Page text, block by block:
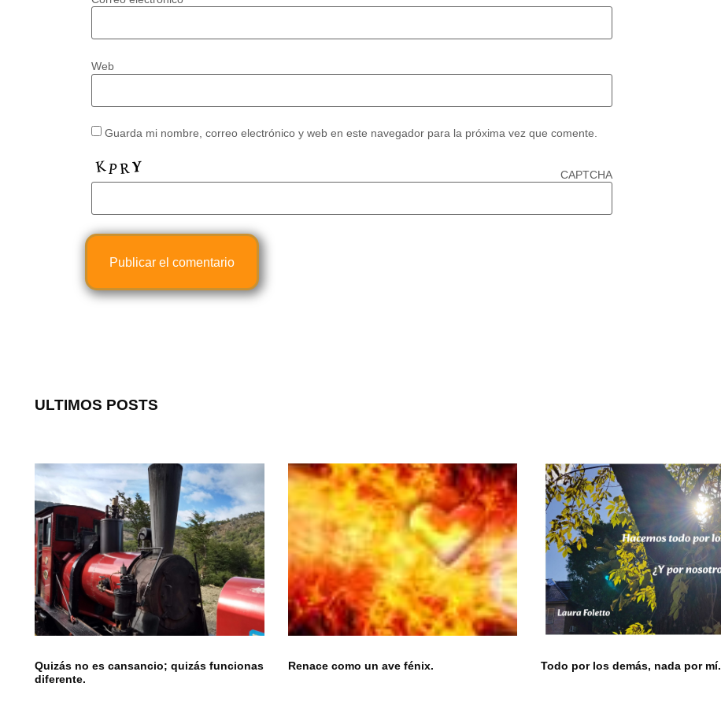
Web
Guarda mi nombre, correo electrónico y web en este navegador para la próxima vez que comente.
CAPTCHA
ULTIMOS POSTS
Quizás no es cansancio; quizás funcionas
diferente.
Renace como un ave fénix. Todo por los demás, nada por mí.